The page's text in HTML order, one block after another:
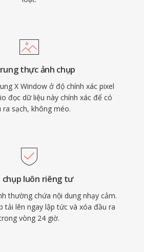
thực ảnh chụp
X Window ở độ chính xác pixel
đọc dữ liệu này chính xác để có
ra sạch, không méo.
chụp luôn riêng tư
thường chứa nội dung nhạy cảm.
tải lên ngay lập tức và xóa đầu ra
vòng 24 giờ.